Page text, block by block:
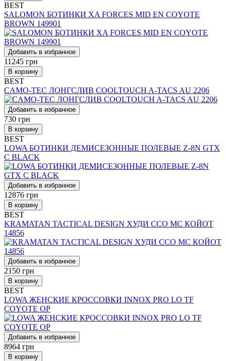
BEST
SALOMON БОТИНКИ XA FORCES MID EN COYOTE
BROWN 149901
Добавить в избранное
11245 грн
В корзину
BEST
CAMO-TEC ЛОНГСЛИВ COOLTOUCH A-TACS AU 2206
Добавить в избранное
730 грн
В корзину
BEST
LOWA БОТИНКИ ДЕМИСЕЗОННЫЕ ПОЛЕВЫЕ Z-8N GTX
C BLACK
Добавить в избранное
12876 грн
В корзину
BEST
KRAMATAN TACTICAL DESIGN ХУДИ ССО МС КОЙОТ
14856
Добавить в избранное
2150 грн
В корзину
BEST
LOWA ЖЕНСКИЕ КРОССОВКИ INNOX PRO LO TF
COYOTE OP
Добавить в избранное
8964 грн
В корзину